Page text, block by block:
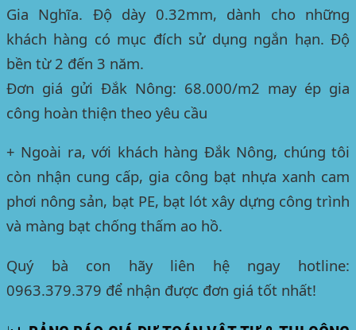
Gia Nghĩa. Độ dày 0.32mm, dành cho những
khách hàng có mục đích sử dụng ngắn hạn. Độ
bền từ 2 đến 3 năm.
Đơn giá gửi Đắk Nông: 68.000/m2 may ép gia
công hoàn thiện theo yêu cầu
+ Ngoài ra, với khách hàng Đắk Nông, chúng tôi
còn nhận cung cấp, gia công bạt nhựa xanh cam
phơi nông sản, bạt PE, bạt lót xây dựng công trình
và màng bạt chống thấm ao hồ.
Quý bà con hãy liên hệ ngay hotline:
0963.379.379 để nhận được đơn giá tốt nhất!